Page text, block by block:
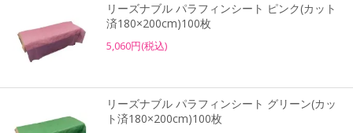
リーズナブル パラフィンシート ピンク(カット
済180×200cm)100枚
5,060円(税込)
リーズナブル パラフィンシート グリーン(カッ
ト済180×200cm)100枚